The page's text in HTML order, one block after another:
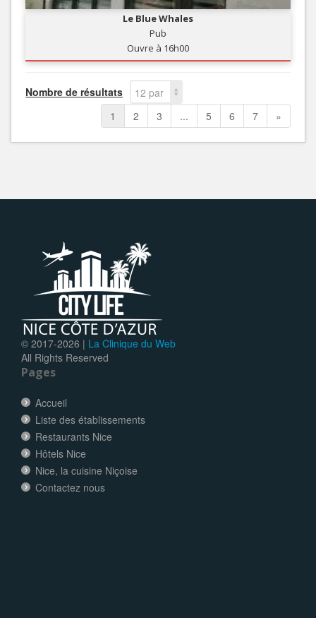
Le Blue Whales
Pub
Ouvre à 16h00
Nombre de résultats
12 par
page
1 2 3 ... 5 6 7 »
© 2017-2026 | La Clinique du Web
All Rights Reserved
Pages
Accueil
Liste des établissements
Restaurants Nice
Hôtels Nice
Nice, la cuisine Niçoise
Contactez nous